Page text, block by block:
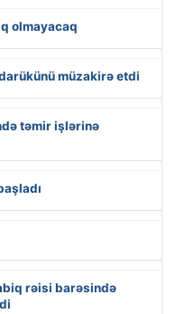
olmayacaq
müzakirə etdi
təmir işlərinə
rəisi barəsində